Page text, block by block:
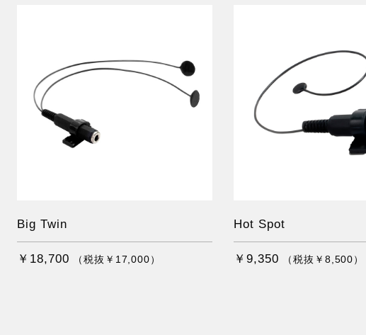
Big Twin
￥18,700 （税抜￥17,000）
Hot Spot
￥9,350 （税抜￥8,500）